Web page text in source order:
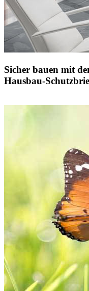
Sicher bauen mit
Hausbau-